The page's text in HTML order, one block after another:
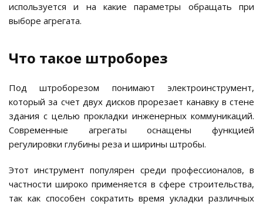
используется и на какие параметры обращать при
выборе агрегата.
Что такое штроборез
Под штроборезом понимают электроинструмент,
который за счет двух дисков прорезает канавку в стене
здания с целью прокладки инженерных коммуникаций.
Современные агрегаты оснащены функцией
регулировки глубины реза и ширины штробы.
Этот инструмент популярен среди профессионалов, в
частности широко применяется в сфере строительства,
так как способен сократить время укладки различных